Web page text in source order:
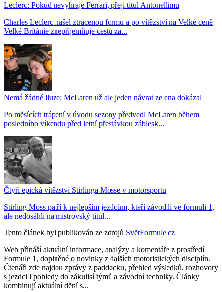
Leclerc: Pokud nevyhraje Ferrari, přeji titul Antonellimu
Charles Leclerc našel ztracenou formu a po vítězství na Velké ceně
Velké Británie znepříjemňuje cestu za...
Nemá žádné iluze: McLaren už ale jeden návrat ze dna dokázal
Po měsících trápení v úvodu sezony předvedl McLaren během
posledního víkendu před letní přestávkou záblesk...
Čtyři epická vítězství Stirlinga Mosse v motorsportu
Stirling Moss patří k nejlepším jezdcům, kteří závodili ve formuli 1,
ale nedosáhli na mistrovský titul....
Tento článek byl publikován ze zdrojů SvětFormule.cz
Web přináší aktuální informace, analýzy a komentáře z prostředí
Formule 1, doplněné o novinky z dalších motoristických disciplín.
Čtenáři zde najdou zprávy z paddocku, přehled výsledků, rozhovory
s jezdci i pohledy do zákulisí týmů a závodní techniky. Články
kombinují aktuální dění s...